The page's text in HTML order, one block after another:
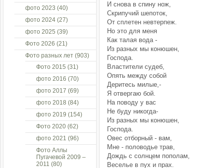
И снова в спину нож,
Скрипучий шепоток,
От сплетен невтерпеж.
Но это для меня
Как талая вода -
Из разных мы конюшен,
Господа.
Властители судеб,
Опять между собой
Деритесь милые,-
Я отвергаю бой.
На поводу у вас
Не буду никогда-
Из разных мы конюшен,
Господа.
Овес отборный - вам,
Мне - половодье трав,
Дождь с солнцем пополам,
Веселье в пух и прах.
фото 2023 (40)
фото 2024 (27)
фото 2025 (39)
Фото 2026 (21)
Фото разных лет (903)
Фото 2015 (31)
фото 2016 (70)
фото 2017 (69)
фото 2018 (84)
фото 2019 (154)
Фото 2020 (62)
фото 2021 (96)
Фото Аллы
Пугачевой 2009 –
2011 (80)